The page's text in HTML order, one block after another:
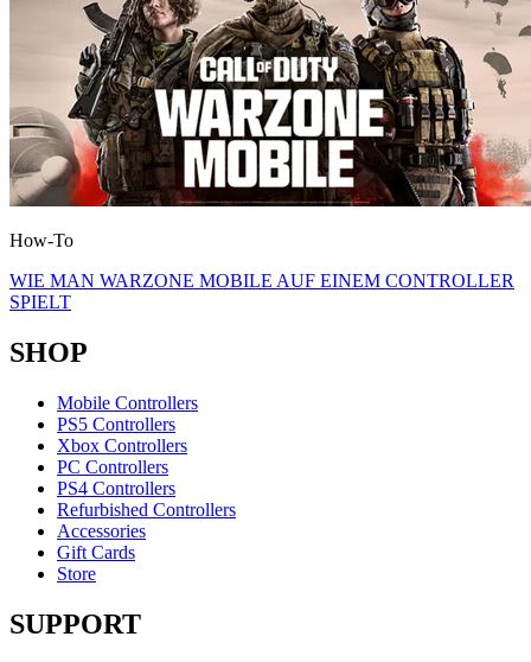
How-To
WIE MAN WARZONE MOBILE AUF EINEM CONTROLLER
SPIELT
SHOP
Mobile Controllers
PS5 Controllers
Xbox Controllers
PC Controllers
PS4 Controllers
Refurbished Controllers
Accessories
Gift Cards
Store
SUPPORT